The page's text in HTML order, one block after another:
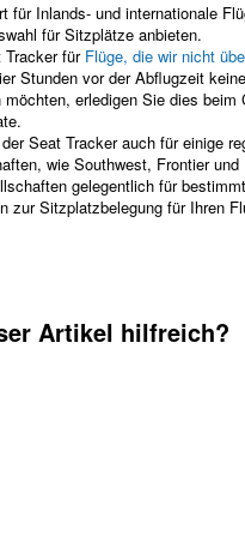
für Inlands- und internationale
für Sitzplätze anbieten.
Tracker für Flüge, die wir nicht
Stunden vor der Abflugzeit
erledigen Sie dies
Seat Tracker auch für einige
wie Southwest, Frontier
gelegentlich für
zur Sitzplatzbelegung für Ihren
Artikel hilfreich?